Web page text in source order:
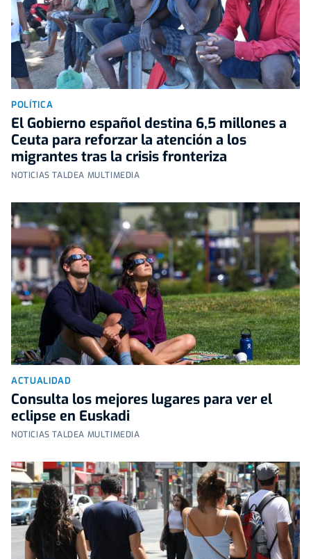
POLÍTICA
El Gobierno español destina 6,5 millones a
Ceuta para reforzar la atención a los
migrantes tras la crisis fronteriza
NOTICIAS TALDEA MULTIMEDIA
ACTUALIDAD
Consulta los mejores lugares para ver el
eclipse en Euskadi
NOTICIAS TALDEA MULTIMEDIA